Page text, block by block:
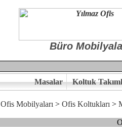
Büro
Masalar Koltuk
Ofis Mobilyaları > Ofis Koltukları >